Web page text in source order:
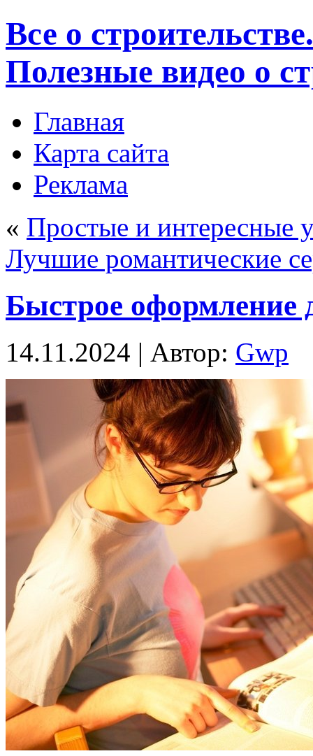
Все о
Полезные видео о
Главная
Карта сайта
Реклама
« Простые и интересные
Лучшие романтические
Быстрое оформление
14.11.2024 | Автор: Gwp